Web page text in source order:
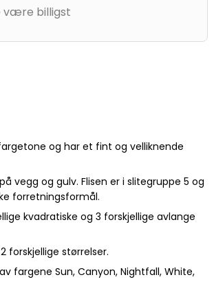
være billigst
og har et fint og velliknende
vegg og gulv. Flisen er i slitegruppe 5 og
forretningsformål.
kvadratiske og 3 forskjellige avlange
forskjellige størrelser.
fargene Sun, Canyon, Nightfall, White,